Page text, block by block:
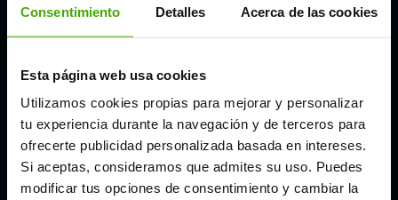
Consentimiento Detalles Acerca de las cookies
Esta página web usa cookies
Utilizamos cookies propias para mejorar y personalizar
tu experiencia durante la navegación y de terceros para
ofrecerte publicidad personalizada basada en intereses.
Si aceptas, consideramos que admites su uso. Puedes
modificar tus opciones de consentimiento y cambiar la
Córdoba
Madrid
Málaga
Valencia